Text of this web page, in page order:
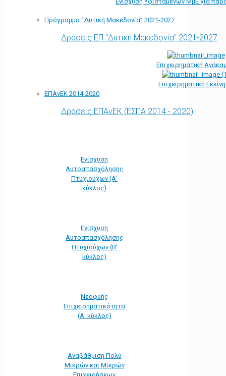
Πρόγραμμα “Δυτική Μακεδονία” 2021-2027
Δράσεις ΕΠ "Δυτική Μακεδονία" 2021-2027
Επιχειρηματική
Επιχειρηματική
ΕΠΑνΕΚ 2014-2020
Δράσεις ΕΠΑνΕΚ (ΕΣΠΑ 2014 - 2020)
Ενίσχυση
Αυτοαπασχόλησης
Πτυχιούχων (Α'
κύκλος)
Ενίσχυση
Αυτοαπασχόλησης
Πτυχιούχων (Β'
κύκλος)
Νεοφυής
Επιχειρηματικότητα
(Α' κύκλος)
Αναβάθμιση Πολύ
Μικρών και Μικρών